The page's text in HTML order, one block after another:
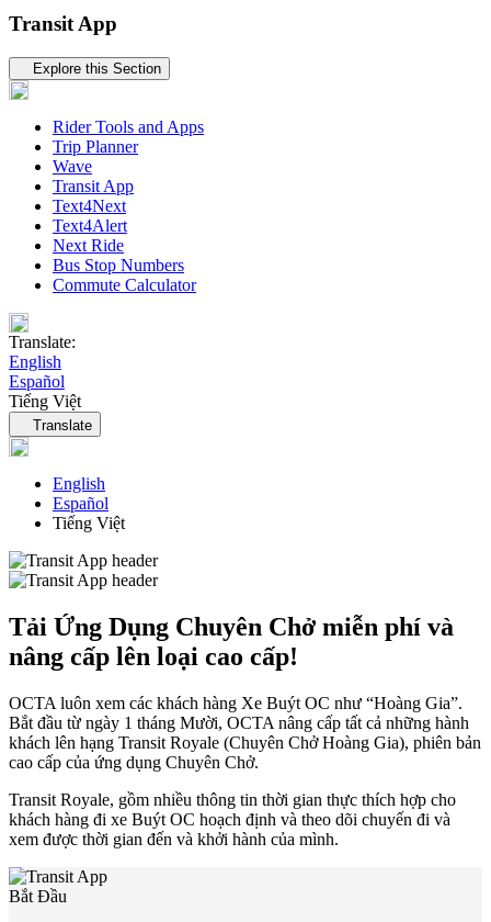
Transit App
Tertiary navigation
Explore this Section
Rider Tools and Apps
Trip Planner
Wave
Transit App
Text4Next
Text4Alert
Next Ride
Bus Stop Numbers
Commute Calculator
Translate:
English
Español
Tiếng Việt
Language navigation
Translate
English
Español
Tiếng Việt
Tải Ứng Dụng Chuyên Chở miễn phí và
nâng cấp lên loại cao cấp!
OCTA luôn xem các khách hàng Xe Buýt OC như “Hoàng Gia”.
Bắt đầu từ ngày 1 tháng Mười, OCTA nâng cấp tất cả những hành
khách lên hạng Transit Royale (Chuyên Chở Hoàng Gia), phiên bản
cao cấp của ứng dụng Chuyên Chở.
Transit Royale, gồm nhiều thông tin thời gian thực thích hợp cho
khách hàng đi xe Buýt OC hoạch định và theo dõi chuyến đi và
xem được thời gian đến và khởi hành của mình.
Bắt Đầu